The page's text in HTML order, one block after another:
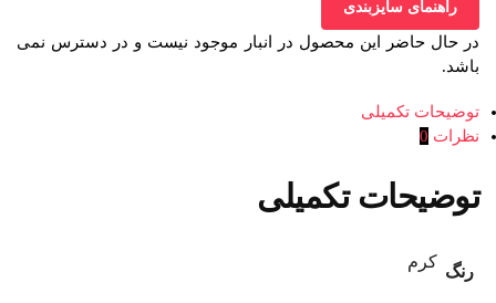
راهنمای سایزبندی
در حال حاضر این محصول در انبار موجود نیست و در دسترس نمی
باشد.
توضیحات تکمیلی
نظرات 0
توضیحات تکمیلی
رنگ
کرم